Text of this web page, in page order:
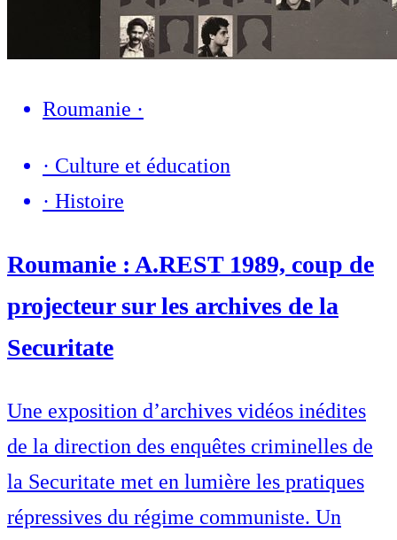
Roumanie ·
· Culture et éducation
· Histoire
Roumanie : A.REST 1989, coup de
projecteur sur les archives de la
Securitate
Une exposition d’archives vidéos inédites
de la direction des enquêtes criminelles de
la Securitate met en lumière les pratiques
répressives du régime communiste. Un